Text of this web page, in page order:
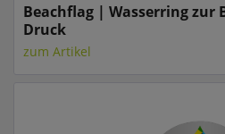
Beachflag | Wasserring zur
Druck
zum Artikel